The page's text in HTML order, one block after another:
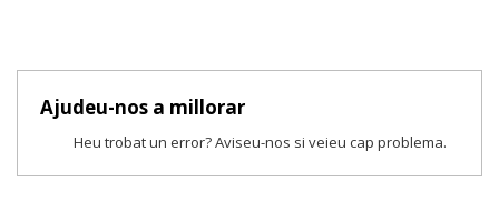
Ajudeu-nos a millorar
Heu trobat un error? Aviseu-nos si veieu cap problema.